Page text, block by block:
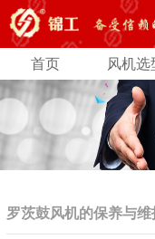
首页 风机选
罗茨鼓风机的保养与